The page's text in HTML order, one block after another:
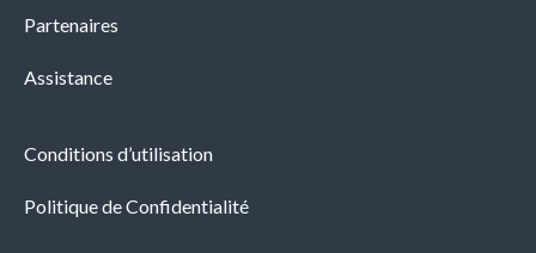
Partenaires
Assistance
Conditions d’utilisation
Politique de Confidentialité